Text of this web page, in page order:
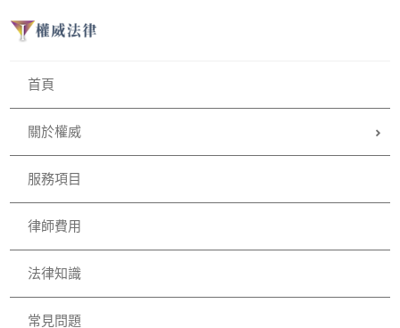
首頁
關於權威
服務項目
律師費用
法律知識
常見問題